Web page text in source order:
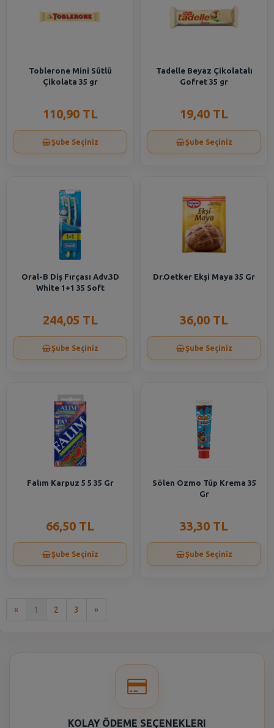
Toblerone Mini Sütlü
Çikolata 35 gr
110,90 TL
Şube Seçiniz
Tadelle Beyaz Çikolatalı
Gofret 35 gr
19,40 TL
Şube Seçiniz
Oral-B Diş Fırçası Adv.3D
White 1+1 35 Soft
244,05 TL
Şube Seçiniz
Dr.Oetker Ekşi Maya 35 Gr
36,00 TL
Şube Seçiniz
Falım Karpuz 5 5 35 Gr
66,50 TL
Şube Seçiniz
Sölen Ozmo Tüp Krema 35
Gr
33,30 TL
Şube Seçiniz
« 1 2 3 »Son
KOLAY ÖDEME SEÇENEKLERI